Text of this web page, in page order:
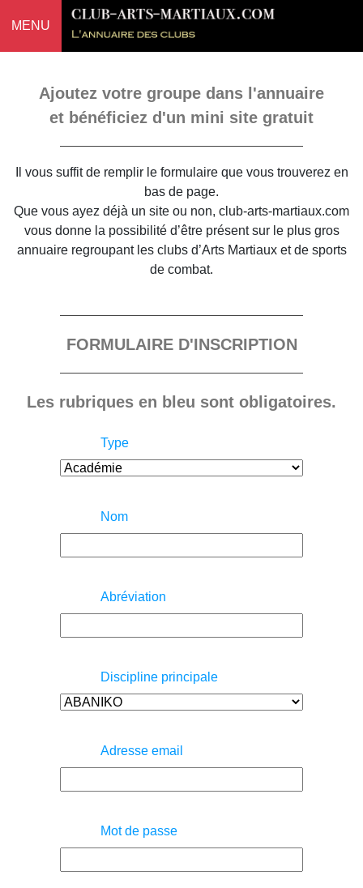
MENU
Ajoutez votre groupe dans l'annuaire
et bénéficiez d'un mini site gratuit
Il vous suffit de remplir le formulaire que vous trouverez en
bas de page.
Que vous ayez déjà un site ou non, club-arts-martiaux.com
vous donne la possibilité d’être présent sur le plus gros
annuaire regroupant les clubs d’Arts Martiaux et de sports
de combat.
FORMULAIRE D'INSCRIPTION
Les rubriques en bleu sont obligatoires.
Type
Nom
Abréviation
Discipline principale
Adresse email
Mot de passe